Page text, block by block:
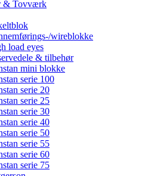
& Tovværk
wireblokke
load eyes
& tilbehør
mini blokke
serie 100
serie 20
serie 25
serie 30
serie 40
serie 50
serie 55
serie 60
serie 75